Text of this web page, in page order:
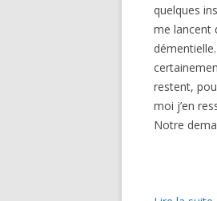
quelques
me lancent
restent,
moi j’en
Notre